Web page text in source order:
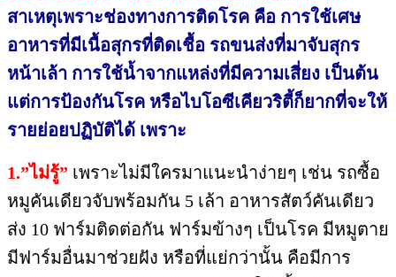
สาเหตุเพราะช่องทางการติดโรค​ คือ​ การใช้เศษ
อาหารที่มี​เนื้อ​สุกรที่ติดเชื้อ​ รถขนส่งที่มาจับสุกร
หน้าเล้า​ การใช้น้ำจากแหล่งที่มีความเสี่ยง​ เป็นต้น
แต่การป้องกัน​โรค หรือไบโอซีเคียวริตี้ก็ยากที่จะให้
รายย่อยปฏิบัติได้​ เพราะ​
1.​”ไม่รู้” เพราะไม่มีใครมาแนะนำ​ง่ายๆ เช่น​ รถซื้อ
หมูคันเดียวจับพร้อมกัน 5 เล้า​ อาหารสัตว์​คันเดียว
ส่ง 10 ฟาร์มติดต่อกัน ฟาร์มข้างๆ เป็นโรค มีหมูตาย
มีฟาร์มอื่นมา​ช่วยฝัง หรือที่แย่กว่านั้น​ คือมีการ